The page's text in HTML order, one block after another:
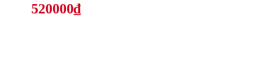
520000₫